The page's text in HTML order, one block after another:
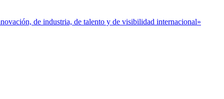
de industria, de talento y de visibilidad internacional»